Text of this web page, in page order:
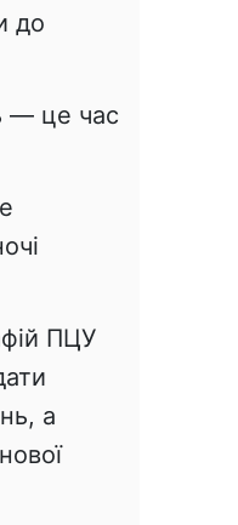
до
— це час
ПЦУ
а